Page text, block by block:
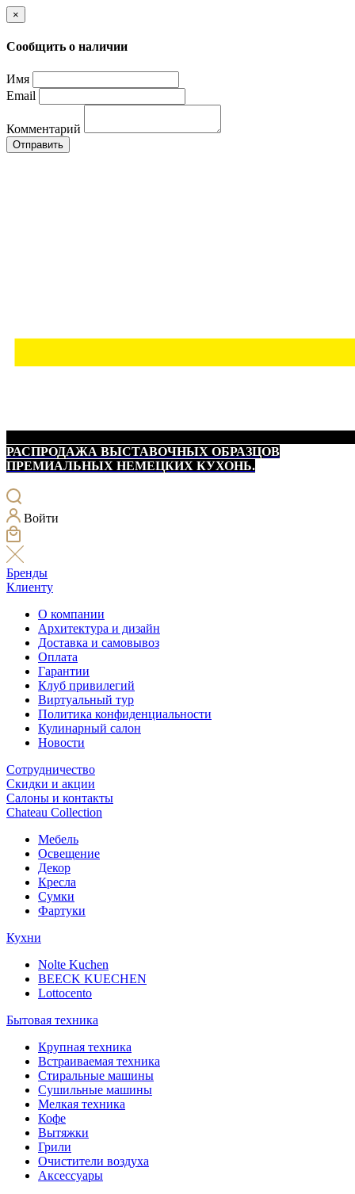
×
Сообщить о наличии
Имя
Email
Комментарий
Отправить
РАСПРОДАЖА ВЫСТАВОЧНЫХ ОБРАЗЦОВ
ПРЕМИАЛЬНЫХ НЕМЕЦКИХ КУХОНЬ.
Войти
Бренды
Клиенту
О компании
Архитектура и дизайн
Доставка и самовывоз
Оплата
Гарантии
Клуб привилегий
Виртуальный тур
Политика конфиденциальности
Кулинарный салон
Новости
Сотрудничество
Скидки и акции
Салоны и контакты
Chateau Collection
Мебель
Освещение
Декор
Кресла
Сумки
Фартуки
Кухни
Nolte Kuchen
BEECK KUECHEN
Lottocento
Бытовая техника
Крупная техника
Встраиваемая техника
Стиральные машины
Сушильные машины
Мелкая техника
Кофе
Вытяжки
Грили
Очистители воздуха
Аксессуары